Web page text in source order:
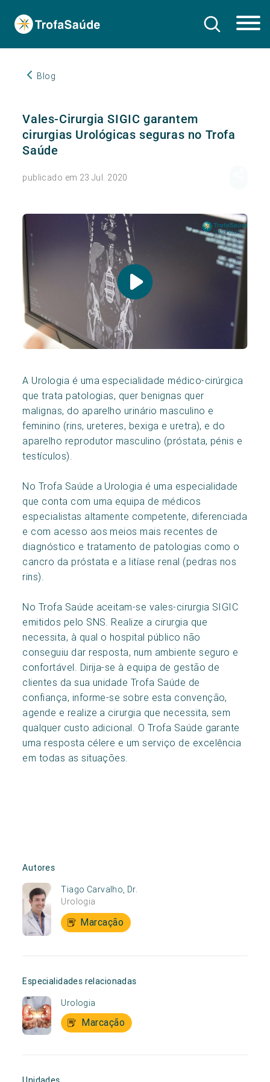
Blog
Vales-Cirurgia SIGIC garantem
cirurgias Urológicas seguras no Trofa
Saúde
publicado em 23 Jul. 2020
A Urologia é uma especialidade médico-cirúrgica
que trata patologias, quer benignas quer
malignas, do aparelho urinário masculino e
feminino (rins, ureteres, bexiga e uretra), e do
aparelho reprodutor masculino (próstata, pénis e
testículos).
No Trofa Saúde a Urologia é uma especialidade
que conta com uma equipa de médicos
especialistas altamente competente, diferenciada
e com acesso aos meios mais recentes de
diagnóstico e tratamento de patologias como o
cancro da próstata e a litíase renal (pedras nos
rins).
No Trofa Saúde aceitam-se vales-cirurgia SIGIC
emitidos pelo SNS. Realize a cirurgia que
necessita, à qual o hospital público não
conseguiu dar resposta, num ambiente seguro e
confortável. Dirija-se à equipa de gestão de
clientes da sua unidade Trofa Saúde de
confiança, informe-se sobre esta convenção,
agende e realize a cirurgia que necessita, sem
qualquer custo adicional. O Trofa Saúde garante
uma resposta célere e um serviço de excelência
em todas as situações.
Autores
Tiago Carvalho, Dr.
Urologia
Marcação
Especialidades relacionadas
Urologia
Marcação